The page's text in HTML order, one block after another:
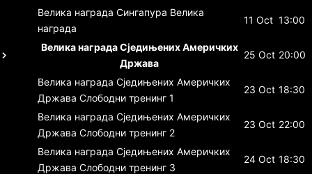
Велика награда Сингапура Велика
награда
11 Oct 13:00
Велика награда Сједињених Америчких
Држава
25 Oct 20:00
Велика награда Сједињених Америчких
Држава Слободни тренинг 1
23 Oct 18:30
Велика награда Сједињених Америчких
Држава Слободни тренинг 2
23 Oct 22:00
Велика награда Сједињених Америчких
Држава Слободни тренинг 3
24 Oct 18:30